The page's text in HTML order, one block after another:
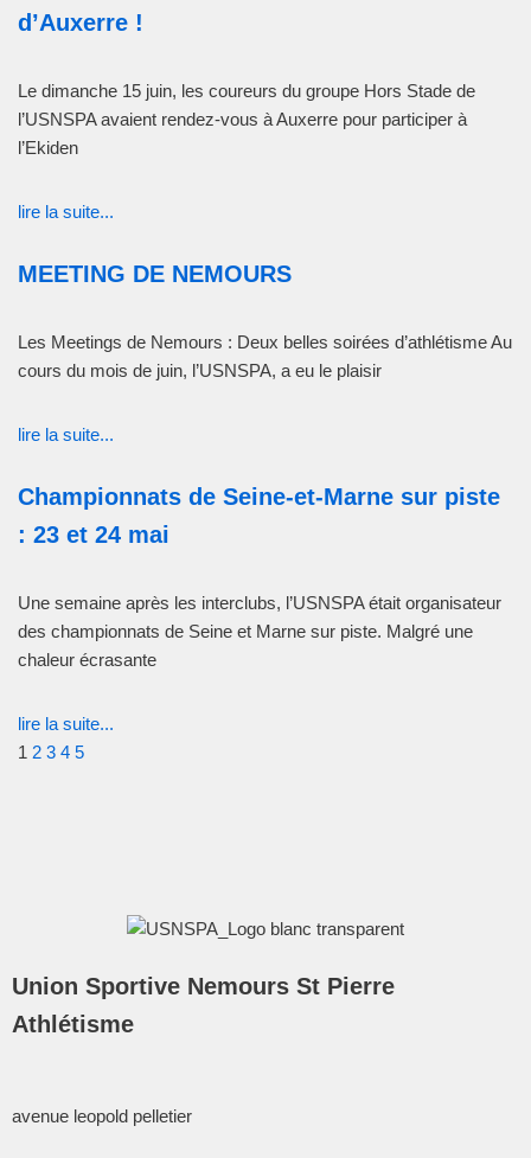
d’Auxerre !
Le dimanche 15 juin, les coureurs du groupe Hors Stade de
l’USNSPA avaient rendez-vous à Auxerre pour participer à
l’Ekiden
lire la suite...
MEETING DE NEMOURS
Les Meetings de Nemours : Deux belles soirées d’athlétisme Au
cours du mois de juin, l’USNSPA, a eu le plaisir
lire la suite...
Championnats de Seine-et-Marne sur piste
: 23 et 24 mai
Une semaine après les interclubs, l’USNSPA était organisateur
des championnats de Seine et Marne sur piste. Malgré une
chaleur écrasante
lire la suite...
1 2 3 4 5
Union Sportive Nemours St Pierre
Athlétisme
avenue leopold pelletier